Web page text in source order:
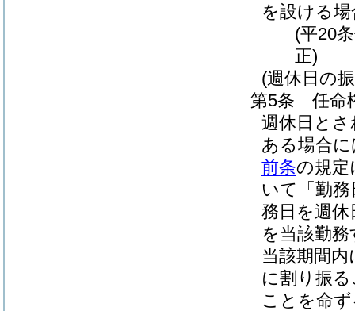
を設ける
(平20
正)
(週休日の
第5条
任命
週休日と
ある場合
前条の規定
いて「勤
務日を週
を当該勤
当該期間
に割り振
ことを命